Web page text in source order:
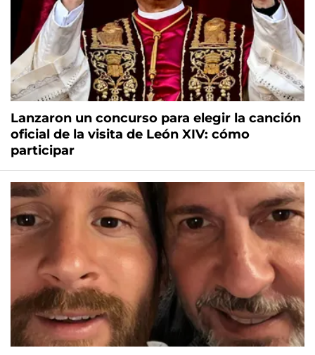
Lanzaron un concurso para elegir la canción
oficial de la visita de León XIV: cómo
participar